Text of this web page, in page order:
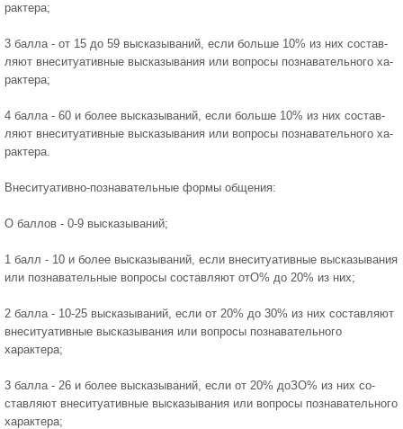
рактера;
3 балла - от 15 до 59 высказываний, если больше 10% из них состав­
ляют внеситуативные высказывания или вопросы познавательного ха­
рактера;
4 балла - 60 и более высказываний, если больше 10% из них состав­
ляют внеситуативные высказывания или вопросы познавательного ха­
рактера.
Внеситуативно-познавательные формы общения:
О баллов - 0-9 высказываний;
1 балл - 10 и более высказываний, если внеситуативные высказыва­ния
или познавательные вопросы составляют отО% до 20% из них;
2 балла - 10-25 высказываний, если от 20% до 30% из них составляют
внеситуативные высказывания или вопросы познавательного
характера;
3 балла - 26 и более высказываний, если от 20% доЗО% из них со­
ставляют внеситуативные высказывания или вопросы познавательного
характера;